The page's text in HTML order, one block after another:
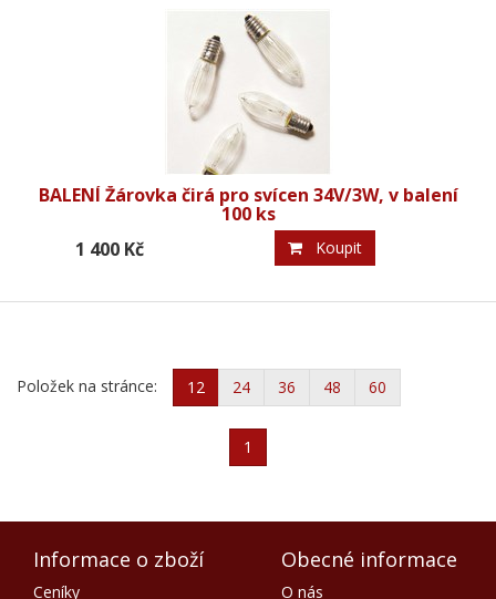
BALENÍ Žárovka čirá pro svícen 34V/3W, v balení
100 ks
1 400 Kč Koupit
Položek na stránce: 12 24 36 48 60
1
Informace o zboží
Ceníky
Obecné informace
O nás